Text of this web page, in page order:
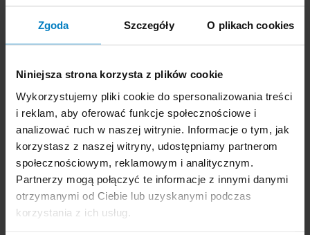
Zgoda Szczegóły O plikach cookies
Niniejsza strona korzysta z plików cookie
Wykorzystujemy pliki cookie do spersonalizowania treści
i reklam, aby oferować funkcje społecznościowe i
analizować ruch w naszej witrynie. Informacje o tym, jak
korzystasz z naszej witryny, udostępniamy partnerom
społecznościowym, reklamowym i analitycznym.
Partnerzy mogą połączyć te informacje z innymi danymi
otrzymanymi od Ciebie lub uzyskanymi podczas
korzystania z ich usług.
PLN
0,65 zł/szt
PLN
Cluo ścierki uniwersalne
chłonne 10szt.
Cluo ścierki domowe